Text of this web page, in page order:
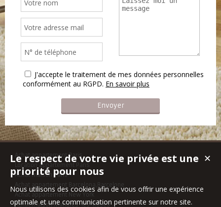
J'accepte le traitement de mes données personnelles
conformément au RGPD. En savoir plus
Achat appartement Paris
Location appartement Paris
Achat maison Paris
Achat appartement Barcelona,Barcelone
Achat appartement New York
Achat maison Mandres-les-Roses
✕
Le respect de votre vie privée est une
priorité pour nous
Nous utilisons des cookies afin de vous offrir une expérience
optimale et une communication pertinente sur notre site.